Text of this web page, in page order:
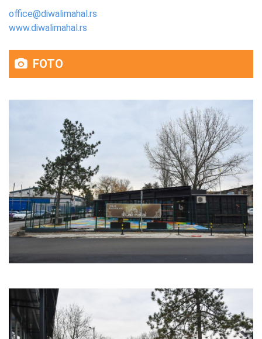
office@diwalimahal.rs
www.diwalimahal.rs
FOTO